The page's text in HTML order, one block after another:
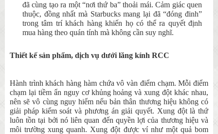
đã cùng tạo ra một “nơi thứ ba” thoải mái. Cảm giác quen
thuộc, đồng nhất mà Starbucks mang lại đã “đóng đinh”
trong tâm trí khách hàng khiến họ có thể ra quyết định
mua hàng theo quán tính mà không cần suy nghĩ.
Thiết kế sản phẩm, dịch vụ dưới lăng kính RCC
Hành trình khách hàng hàm chứa vô vàn điểm chạm. Mỗi điểm
chạm lại tiềm ẩn nguy cơ khủng hoảng và xung đột khác nhau,
nên sẽ vô cùng nguy hiểm nếu bản thân thương hiệu không có
giải pháp kiểm soát và phương án giải quyết. Xung đột là thứ
luôn tồn tại bởi nó liên quan đến quyền lợi của thương hiệu và
môi trường xung quanh. Xung đột được ví như một quả bom